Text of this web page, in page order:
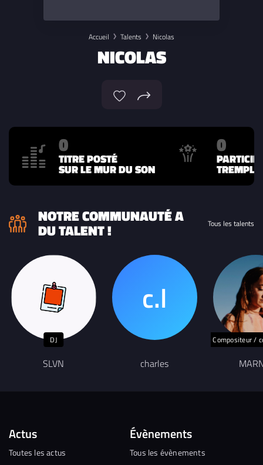
Accueil Talents Nicolas
NICOLAS
0
TITRE POSTÉ
SUR LE MUR DU SON
0
NOTRE COMMUNAUTÉ A
DU TALENT ! Tous les talents
DJ
SLVN charles
Compositeur /
Actus
Toutes les actus
Évènements
Tous les évènements